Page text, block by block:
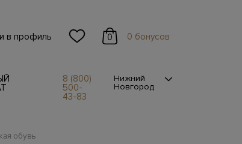
в профиль 0 0 бонусов
8 (800)
500-
43-83
Нижний
Новгород
обувь